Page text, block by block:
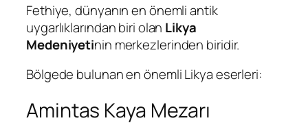
Fethiye, dünyanın en önemli antik
uygarlıklarından biri olan Likya
Medeniyetinin merkezlerinden biridir.
Bölgede bulunan en önemli Likya eserleri:
Amintas Kaya Mezarı